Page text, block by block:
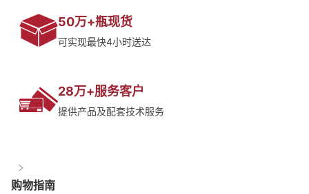
50万+瓶现货
可实现最快4小时送达
28万+服务客户
提供产品及配套技术服务
购物指南